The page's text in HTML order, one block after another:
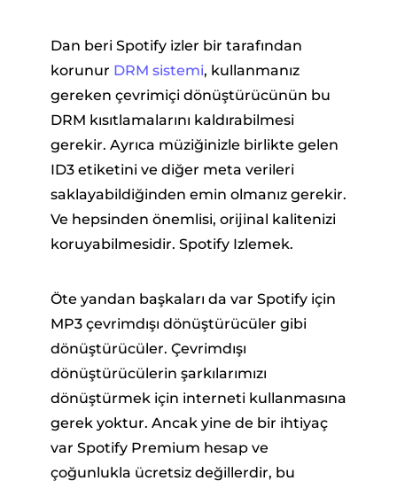
Dan beri Spotify izler bir tarafından
korunur DRM sistemi, kullanmanız
gereken çevrimiçi dönüştürücünün bu
DRM kısıtlamalarını kaldırabilmesi
gerekir. Ayrıca müziğinizle birlikte gelen
ID3 etiketini ve diğer meta verileri
saklayabildiğinden emin olmanız gerekir.
Ve hepsinden önemlisi, orijinal kalitenizi
koruyabilmesidir. Spotify Izlemek.
Öte yandan başkaları da var Spotify için
MP3 çevrimdışı dönüştürücüler gibi
dönüştürücüler. Çevrimdışı
dönüştürücülerin şarkılarımızı
dönüştürmek için interneti kullanmasına
gerek yoktur. Ancak yine de bir ihtiyaç
var Spotify Premium hesap ve
çoğunlukla ücretsiz değillerdir, bu